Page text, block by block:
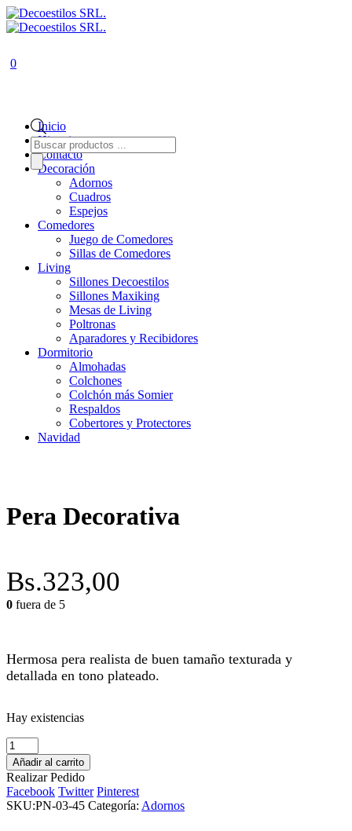
Búsqueda
de
productos
0
Inicio
Historia
Contacto
Decoración
Adornos
Cuadros
Espejos
Comedores
Juego de Comedores
Sillas de Comedores
Living
Sillones Decoestilos
Sillones Maxiking
Mesas de Living
Poltronas
Aparadores y Recibidores
Dormitorio
Almohadas
Colchones
Colchón más Somier
Respaldos
Cobertores y Protectores
Navidad
Pera Decorativa
Bs.323,00
0 fuera de 5
Hermosa pera realista de buen tamaño texturada y
detallada en tono plateado.
Hay existencias
Pera
Decorativa
cantidad
Añadir al carrito
Realizar Pedido
Facebook Twitter Pinterest
SKU:PN-03-45 Categoría: Adornos